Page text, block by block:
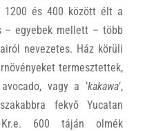
1200 és 400 között élt a
– egyebek mellett – több
nevezetes. Ház körüli
termesztettek,
vagy a ’kakawa’,
fekvő Yucatan
600 táján olmék